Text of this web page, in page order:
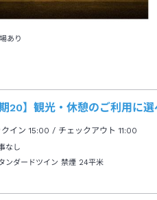
あり
期20】観光・休憩のご利用
クイン15:00 / チェックアウト 11:00
なし
ンダードツイン 禁煙 24平米